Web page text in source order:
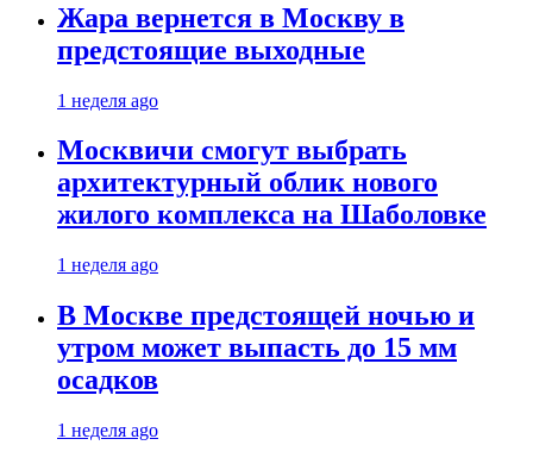
Жара вернется в Москву в
предстоящие выходные
1 неделя ago
Москвичи смогут выбрать
архитектурный облик нового
жилого комплекса на Шаболовке
1 неделя ago
В Москве предстоящей ночью и
утром может выпасть до 15 мм
осадков
1 неделя ago